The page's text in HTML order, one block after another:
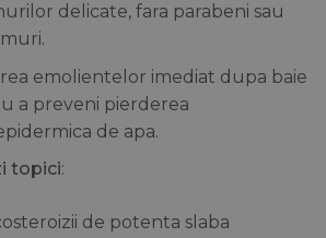
delicate, fara parabeni sau
emolientelor imediat dupa baie
a preveni pierderea
de apa.
topici:
de potenta slaba